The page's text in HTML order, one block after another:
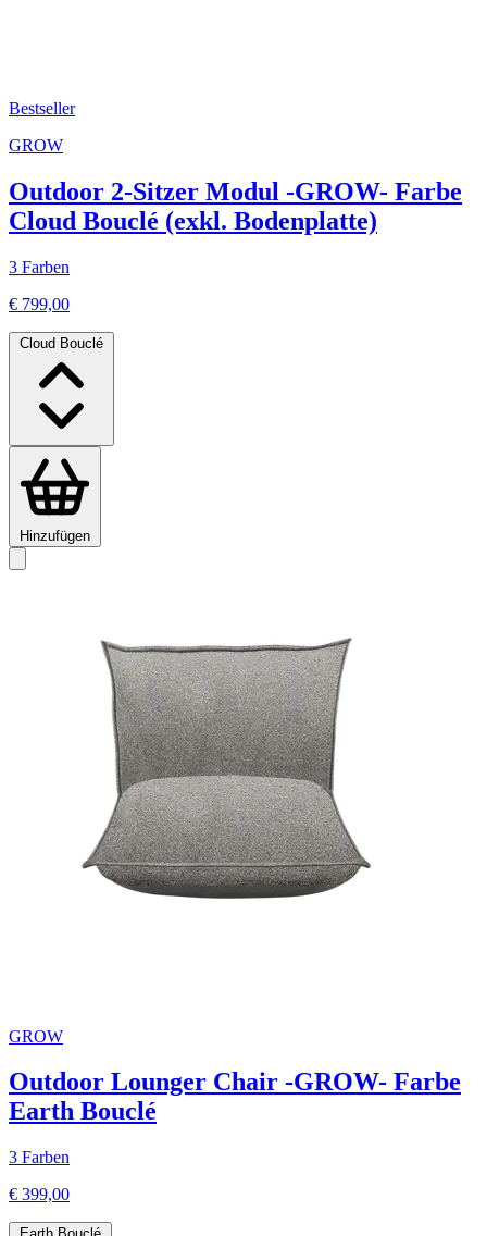
Bestseller
GROW
Outdoor 2-Sitzer Modul -GROW- Farbe
Cloud Bouclé (exkl. Bodenplatte)
3 Farben
€ 799,00
Cloud Bouclé
Hinzufügen
GROW
Outdoor Lounger Chair -GROW- Farbe
Earth Bouclé
3 Farben
€ 399,00